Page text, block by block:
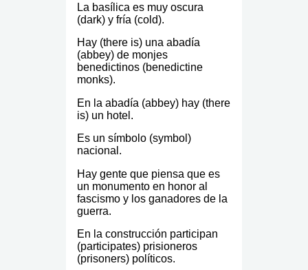
La basílica es muy oscura
(dark) y fría (cold).
Hay (there is) una abadía
(abbey) de monjes
benedictinos (benedictine
monks).
En la abadía (abbey) hay (there
is) un hotel.
Es un símbolo (symbol)
nacional.
Hay gente que piensa que es
un monumento en honor al
fascismo y los ganadores de la
guerra.
En la construcción participan
(participates) prisioneros
(prisoners) políticos.